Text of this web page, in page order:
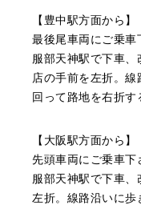
（豊中市西泉丘）初
に査定をして頂き思
正直他店の倍以上で
ます。
【豊中駅方面から】
最後尾車両にご乗車
服部天神駅で下車
店の手前を左折。
回って路地を右折す
【大阪駅方面から】
先頭車両にご乗車下
服部天神駅で下車
左折。線路沿いに